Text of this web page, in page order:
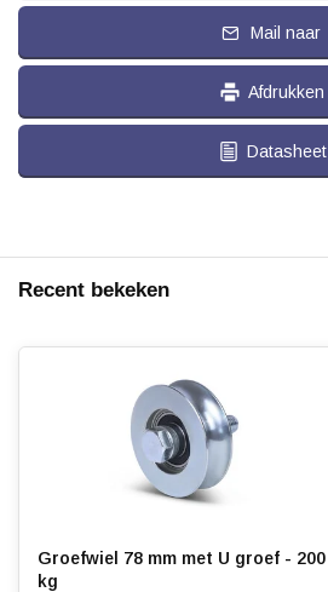
Mail naar
Afdrukken
Datasheet
Recent bekeken
Groefwiel 78 mm met U groef - 200
kg